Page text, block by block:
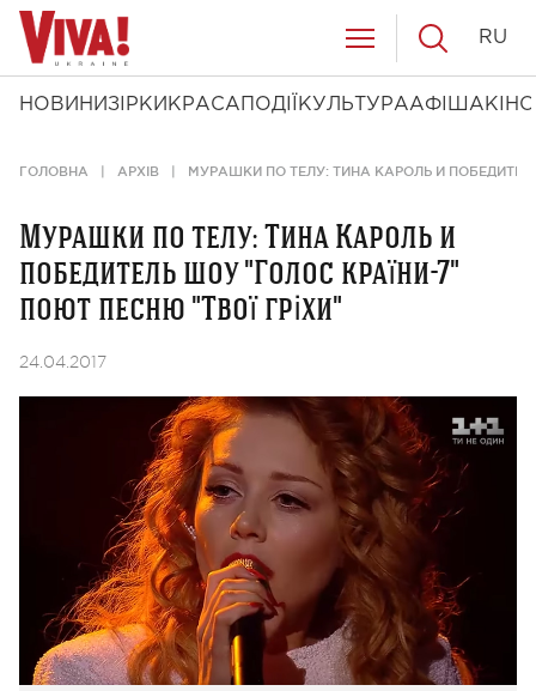
НОВИНИ ЗІРКИ КРАСА ПОДІЇ КУЛЬТУРААФІША КІНО
RU
ГОЛОВНА АРХІВ МУРАШКИ ПО ТЕЛУ: ТИНА КАРОЛЬ И
Мурашки по телу: Тина Кароль и
победитель шоу "Голос країни-7"
поют песню "Твої гріхи"
24.04.2017